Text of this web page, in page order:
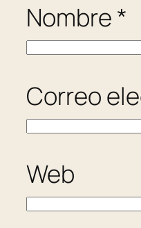
Nombre*
Correo
Web